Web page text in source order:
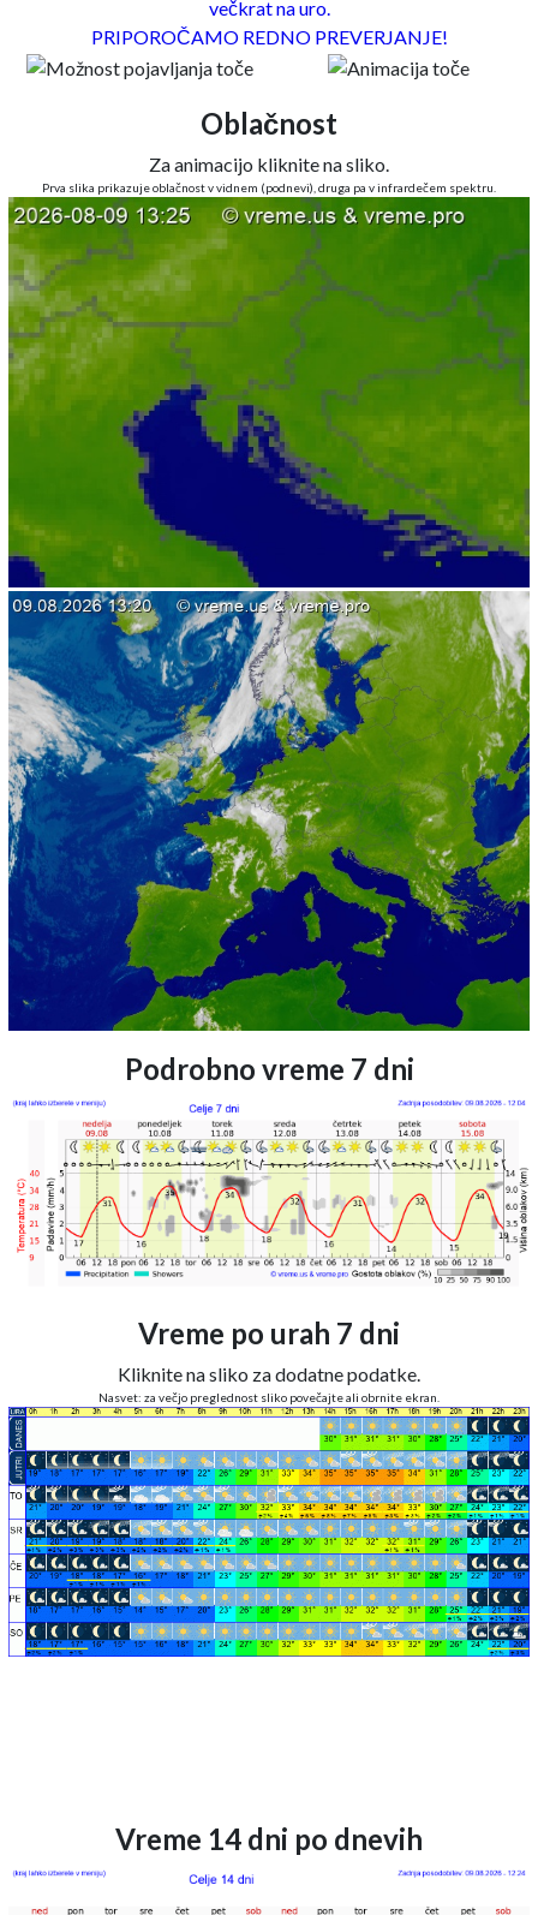
večkrat na uro.
PRIPOROČAMO REDNO PREVERJANJE!
Oblačnost
Za animacijo kliknite na sliko.
Prva slika prikazuje oblačnost v vidnem (podnevi), druga pa v infrardečem spektru.
Podrobno vreme 7 dni
Vreme po urah 7 dni
Kliknite na sliko za dodatne podatke.
Nasvet: za večjo preglednost sliko povečajte ali obrnite ekran.
Vreme 14 dni po dnevih